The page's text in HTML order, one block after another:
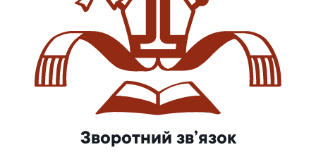
Зворотний зв’язок